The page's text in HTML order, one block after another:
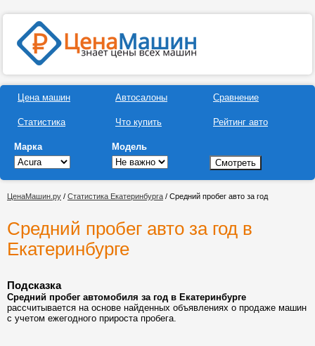
Цена машин
Статистика
Автосалоны
Что купить
Сравнение
Рейтинг авто
Марка Модель
ЦенаМашин.ру / Статистика Екатеринбурга / Средний пробег авто за год
Средний пробег авто за год в
Екатеринбурге
Подсказка
Средний пробег автомобиля за год в Екатеринбурге
рассчитывается на основе найденных объявлениях о продаже машин
с учетом ежегодного прироста пробега.